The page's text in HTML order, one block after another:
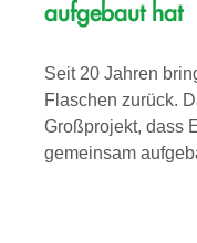
aufgebaut hat
Seit 20 Jahren
Flaschen zurück.
Großprojekt, dass
gemeinsam